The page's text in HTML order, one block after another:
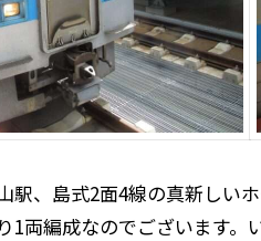
駅、島式2面4線の真新しい
1両編成なのでございます